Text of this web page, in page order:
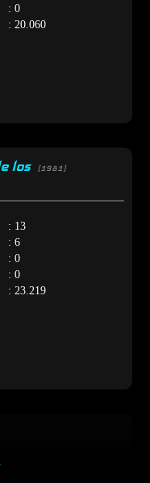
: 0
: 20.060
los [1981]
: 13
: 6
: 0
: 0
: 23.219